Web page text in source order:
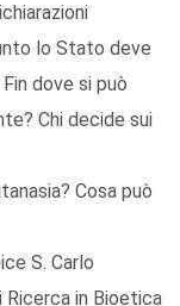
lo Stato deve
dove si può
Chi decide sui
Cosa può
S. Carlo
in Bioetica